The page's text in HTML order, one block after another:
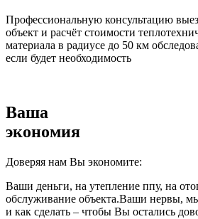
Профессиональную консультацию
объект и расчёт стоимости
материала в радиусе до 50 км
если будет необходимость
Ваша
экономия
Доверяя нам Вы экономите:
Ваши деньги, на утепление ппу, на
обслуживание объекта.Ваши нервы,
и как сделать – чтобы Вы остались